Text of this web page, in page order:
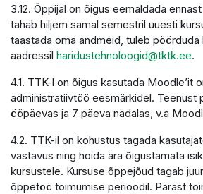
3.12. Õppijal on õigus eemaldada
tahab hiljem samal semestril uuesti
taastada oma andmeid, tuleb pöörduda
aadressil haridustehnoloogid@tktk.ee.
4.1. TTK-l on õigus kasutada Moodle’it
administratiivtöö eesmärkidel. Teenust
ööpäevas ja 7 päeva nädalas, v.a
4.2. TTK-il on kohustus tagada
vastavus ning hoida ära õigustamata
kursustele. Kursuse õppejõud tagab
õppetöö toimumise perioodil. Pärast